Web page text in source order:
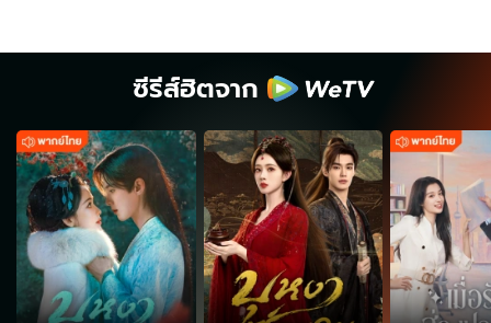
ซีรีส์ฮิตจาก